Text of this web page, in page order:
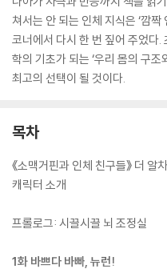
쳐서는 안 되는 인체 지식은 ‘깜짝
코너에서 다시 한 번 짚어 주었다.
학의 기초가 되는 ‘우리 몸의 구
최고의 선택이 될 것이다.
목차
《소맥거핀과 인체 친구들》 더 알
캐릭터 소개
프롤로그: 시끌시끌 뇌 조정실
1화 바쁘다 바빠, 뉴런!